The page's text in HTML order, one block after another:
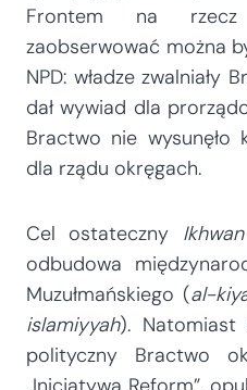
Frontem na
zaobserwować można
NPD: władze zwalniały
dał wywiad dla
Bractwo nie wysunęło
dla rządu okręgach.
Cel ostateczny Ikhwan
odbudowa
Muzułmańskiego (al-
islamiyyah). Natomiast
polityczny Bractwo